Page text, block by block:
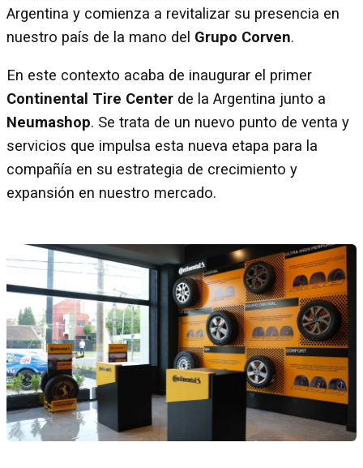
Argentina y comienza a revitalizar su presencia en
nuestro país de la mano del Grupo Corven.
En este contexto acaba de inaugurar el primer
Continental Tire Center de la Argentina junto a
Neumashop. Se trata de un nuevo punto de venta y
servicios que impulsa esta nueva etapa para la
compañía en su estrategia de crecimiento y
expansión en nuestro mercado.